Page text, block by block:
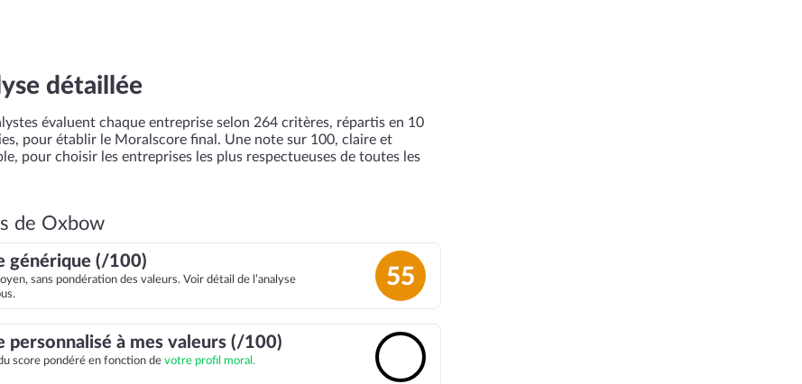
détaillée
évaluent chaque entreprise selon 264 critères, répartis en 10
pour établir le Moralscore final. Une note sur 100, claire et
pour choisir les entreprises les plus respectueuses de toutes les
de Oxbow
générique (/100)
sans pondération des valeurs. Voir détail de l’analyse
55
personnalisé à mes valeurs (/100)
du score pondéré en fonction de votre profil moral.